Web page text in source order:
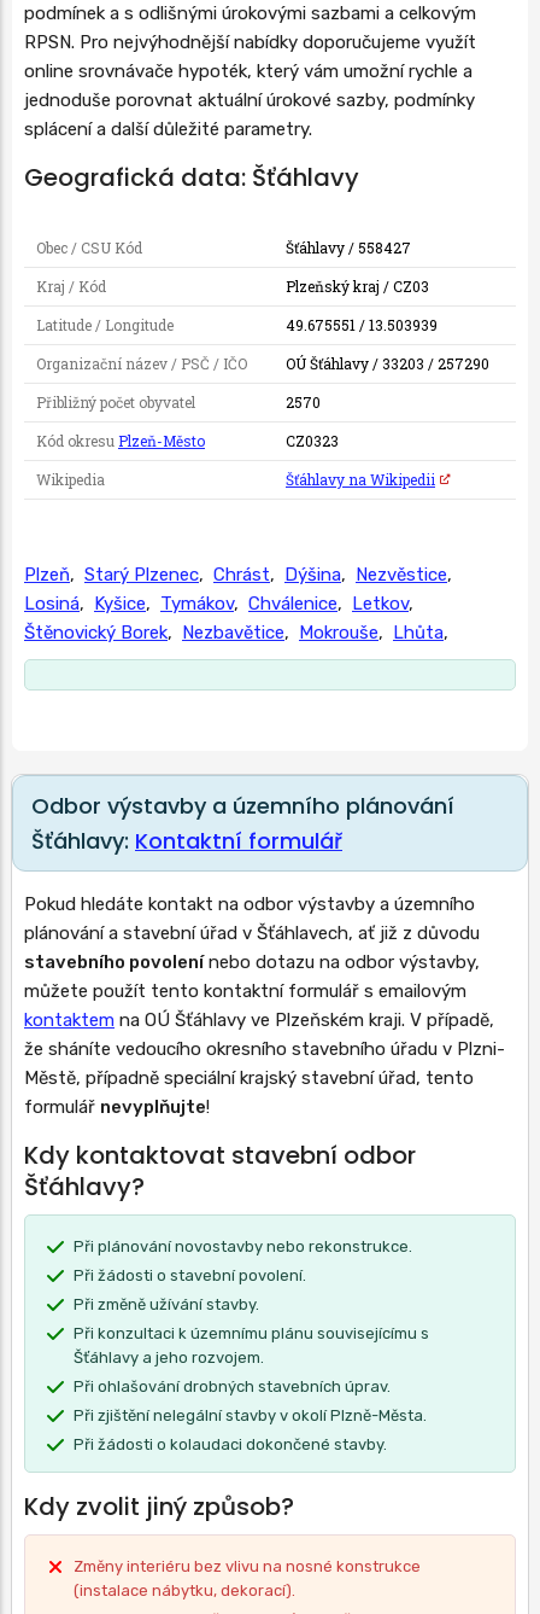
podmínek a s odlišnými úrokovými sazbami a celkovým
RPSN. Pro nejvýhodnější nabídky doporučujeme využít
online srovnávače hypoték, který vám umožní rychle a
jednoduše porovnat aktuální úrokové sazby, podmínky
splácení a další důležité parametry.
Geografická data: Šťáhlavy
Obec / CSU Kód
Šťáhlavy / 558427
Kraj / Kód
Plzeňský kraj / CZ03
Latitude / Longitude
49.675551 / 13.503939
Organizační název / PSČ / IČO
OÚ Šťáhlavy / 33203 / 257290
Přibližný počet obyvatel
2570
Kód okresu Plzeň-Město
CZ0323
Wikipedia
Šťáhlavy na Wikipedii
Plzeň, Starý Plzenec, Chrást, Dýšina, Nezvěstice,
Losiná, Kyšice, Tymákov, Chválenice, Letkov,
Štěnovický Borek, Nezbavětice, Mokrouše, Lhůta,
Odbor výstavby a územního plánování
Šťáhlavy: Kontaktní formulář
Pokud hledáte kontakt na odbor výstavby a územního
plánování a stavební úřad v Šťáhlavech, ať již z důvodu
stavebního povolenínebo dotazu na odbor výstavby,
můžete použít tento kontaktní formulář s emailovým
kontaktem na OÚ Šťáhlavy ve Plzeňském kraji. V případě,
že sháníte vedoucího okresního stavebního úřadu v Plzni-
Městě, případně speciální krajský stavební úřad, tento
formulář nevyplňujte!
Kdy kontaktovat stavební odbor
Šťáhlavy?
Při plánování novostavby nebo rekonstrukce.
Při žádosti o stavební povolení.
Při změně užívání stavby.
Při konzultaci k územnímu plánu souvisejícímu s
Šťáhlavy a jeho rozvojem.
Při ohlašování drobných stavebních úprav.
Při zjištění nelegální stavby v okolí Plzně-Města.
Při žádosti o kolaudaci dokončené stavby.
Kdy zvolit jiný způsob?
Změny interiéru bez vlivu na nosné konstrukce
(instalace nábytku, dekorací).